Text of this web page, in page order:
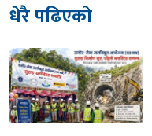
धेरै पढिएको